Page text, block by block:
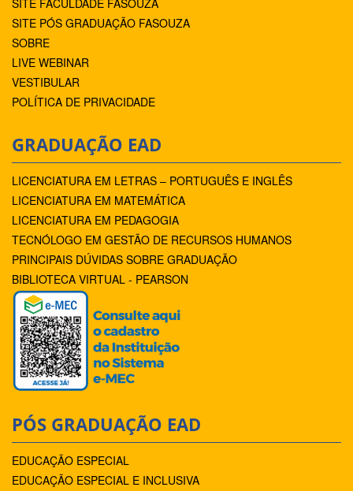
SITE FACULDADE FASOUZA
SITE PÓS GRADUAÇÃO FASOUZA
SOBRE
LIVE WEBINAR
VESTIBULAR
POLÍTICA DE PRIVACIDADE
GRADUAÇÃO EAD
LICENCIATURA EM LETRAS – PORTUGUÊS E INGLÊS
LICENCIATURA EM MATEMÁTICA
LICENCIATURA EM PEDAGOGIA
TECNÓLOGO EM GESTÃO DE RECURSOS HUMANOS
PRINCIPAIS DÚVIDAS SOBRE GRADUAÇÃO
BIBLIOTECA VIRTUAL - PEARSON
PÓS GRADUAÇÃO EAD
EDUCAÇÃO ESPECIAL
EDUCAÇÃO ESPECIAL E INCLUSIVA